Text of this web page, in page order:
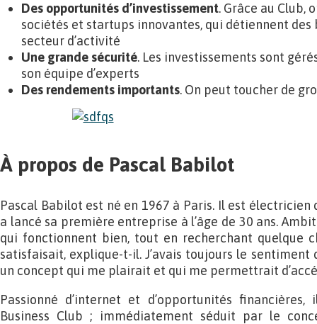
Des opportunités d’investissement. Grâce au Club,
sociétés et startups innovantes, qui détiennent des
secteur d’activité
Une grande sécurité. Les investissements sont
son équipe d’experts
Des rendements importants. On peut toucher de
À propos de Pascal Babilot
Pascal Babilot est né en 1967 à Paris. Il est
a lancé sa première entreprise à l’âge de 30 ans.
qui fonctionnent bien, tout en recherchant quelque
satisfaisait, explique-t-il. J’avais toujours le sentiment
un concept qui me plairait et qui me permettrait
Passionné d’internet et d’opportunités financières,
Business Club ; immédiatement séduit par le